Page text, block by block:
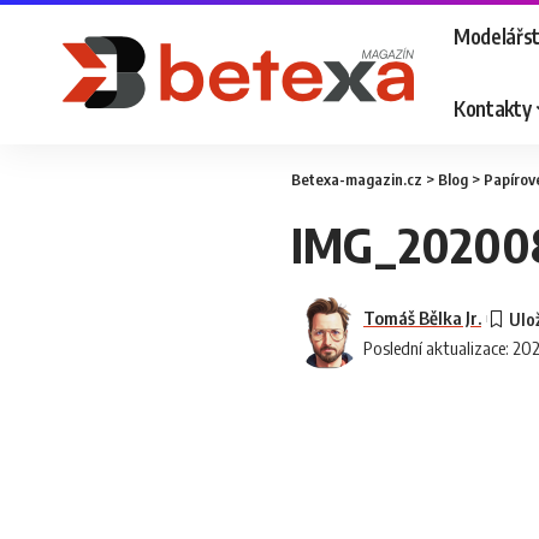
Kontakty
Betexa-magazin.cz > Blog >
Poslední aktualizace:
Tomáš Bělka Jr.